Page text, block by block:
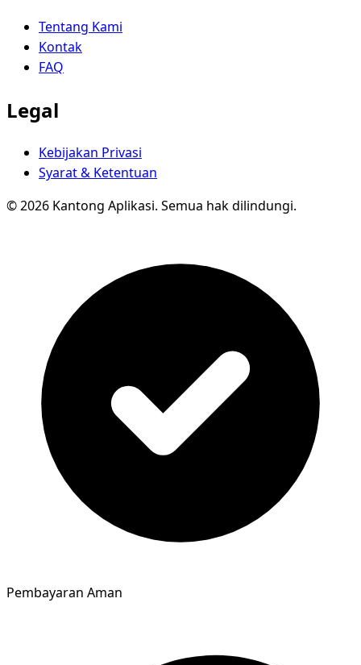
Tentang Kami
Kontak
FAQ
Legal
Kebijakan Privasi
Syarat & Ketentuan
© 2026 Kantong Aplikasi. Semua hak dilindungi.
Pembayaran Aman